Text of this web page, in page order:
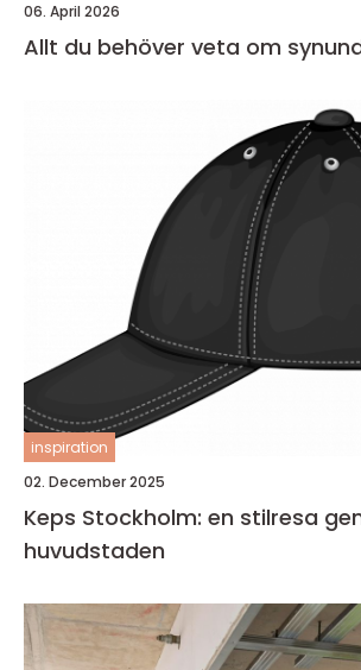
06. April 2026
Allt du behöver veta om
inspiration
02. December 2025
Keps Stockholm: en stilresa
huvudstaden